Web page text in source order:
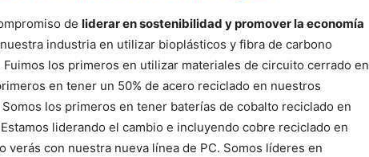
de liderar en sostenibilidad y promover la economía
industria en utilizar bioplásticos y fibra de carbono
los primeros en utilizar materiales de circuito cerrado en
en tener un 50% de acero reciclado en nuestros
los primeros en tener baterías de cobalto reciclado en
liderando el cambio e incluyendo cobre reciclado en
verás con nuestra nueva línea de PC. Somos líderes en